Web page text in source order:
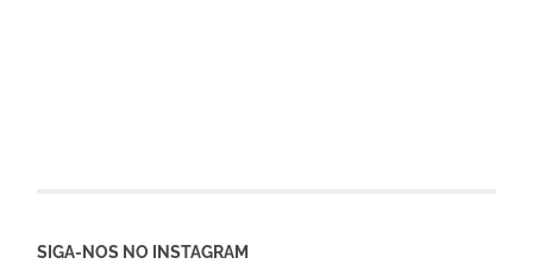
SIGA-NOS NO INSTAGRAM